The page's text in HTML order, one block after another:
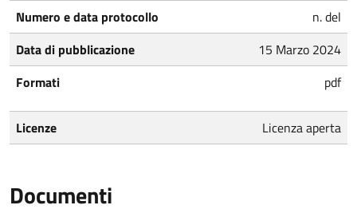
Numero e data protocollo
n. del
Data di pubblicazione
15 Marzo 2024
Formati
pdf
Licenze Licenza aperta
Documenti